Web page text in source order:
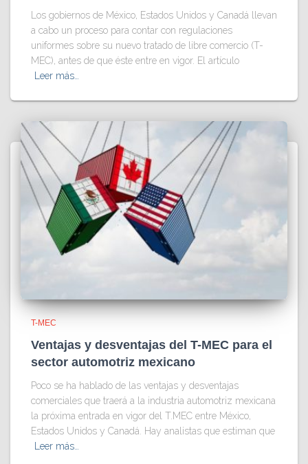
Los gobiernos de México, Estados Unidos y Canadá llevan
a cabo un proceso para contar con regulaciones
uniformes sobre su nuevo tratado de libre comercio (T-
MEC), antes de que éste entre en vigor. El artículo
Leer más…
T-MEC
Ventajas y desventajas del T-MEC para el
sector automotriz mexicano
Poco se ha hablado de las ventajas y desventajas
comerciales que traerá a la industria automotriz mexicana
la próxima entrada en vigor del T.MEC entre México,
Estados Unidos y Canadá. Hay analistas que estiman que
Leer más…